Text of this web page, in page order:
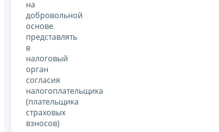
на
добровольной
основе
представлять
в
налоговый
орган
согласия
налогоплательщика
(плательщика
страховых
взносов)